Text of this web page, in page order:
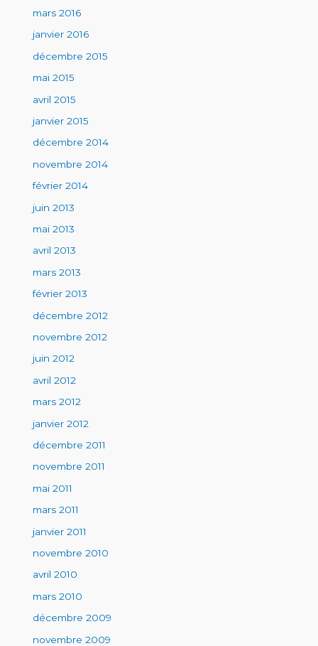
mars 2016
janvier 2016
décembre 2015
mai 2015
avril 2015
janvier 2015
décembre 2014
novembre 2014
février 2014
juin 2013
mai 2013
avril 2013
mars 2013
février 2013
décembre 2012
novembre 2012
juin 2012
avril 2012
mars 2012
janvier 2012
décembre 2011
novembre 2011
mai 2011
mars 2011
janvier 2011
novembre 2010
avril 2010
mars 2010
décembre 2009
novembre 2009